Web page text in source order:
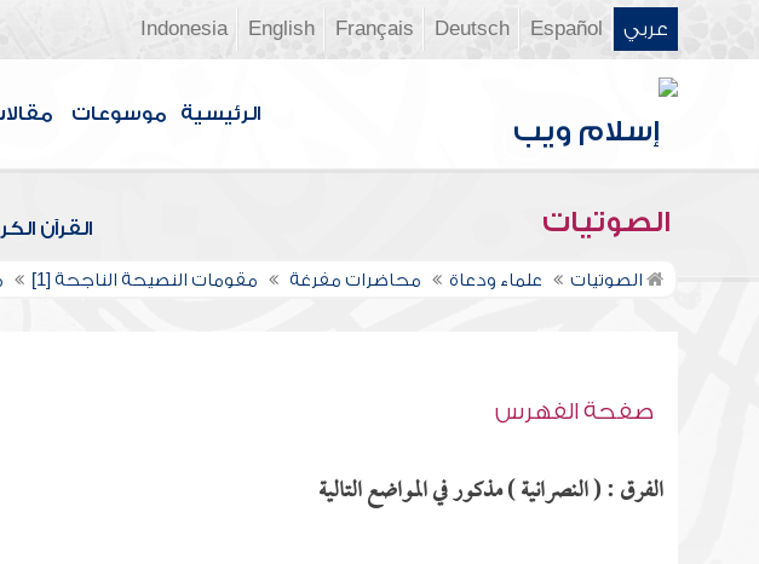
عربي Español
Deutsch
Français
English
Indonesia
الرئيسية موسوعات
الصوتيات القرآن
الصوتيات علماء ودعاة محاضرات مفرغة مقومات النصيحة الناجحة [1]
صفحة الفهرس
الفرق : ( النصرانية ) مذكور في المواضع التالية